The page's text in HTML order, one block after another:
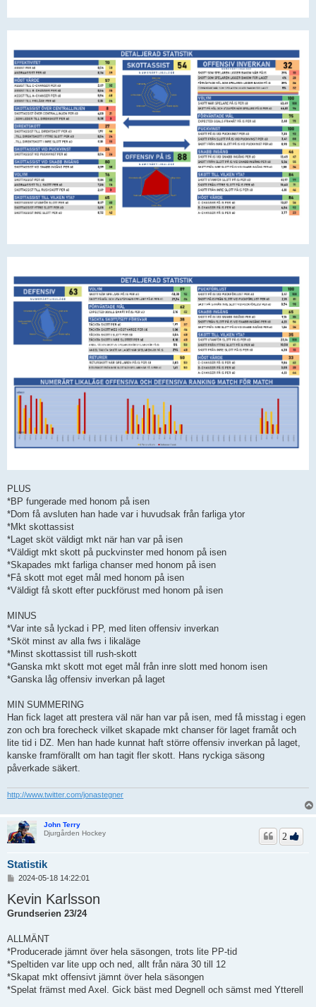
PLUS
*BP fungerade med honom på isen
*Dom få avsluten han hade var i huvudsak från farliga ytor
*Mkt skottassist
*Laget sköt väldigt mkt när han var på isen
*Väldigt mkt skott på puckvinster med honom på isen
*Skapades mkt farliga chanser med honom på isen
*Få skott mot eget mål med honom på isen
*Väldigt få skott efter puckförust med honom på isen
MINUS
*Var inte så lyckad i PP, med liten offensiv inverkan
*Sköt minst av alla fws i likaläge
*Minst skottassist till rush-skott
*Ganska mkt skott mot eget mål från inre slott med honom isen
*Ganska låg offensiv inverkan på laget
MIN SUMMERING
Han fick laget att prestera väl när han var på isen, med få misstag i egen
zon och bra forecheck vilket skapade mkt chanser för laget framåt och
lite tid i DZ. Men han hade kunnat haft större offensiv inverkan på laget,
kanske framförallt om han tagit fler skott. Hans ryckiga säsong
påverkade säkert.
http://www.twitter.com/jonastegner
John Terry
Djurgården Hockey
Statistik
2
l
ä
g
2024-05-18 14:22:01
Kevin Karlsson
Grundserien 23/24
ALLMÄNT
*Producerade jämnt över hela säsongen, trots lite PP-tid
*Speltiden var lite upp och ned, allt från nära 30 till 12
*Skapat mkt offensivt jämnt över hela säsongen
*Spelat främst med Axel. Gick bäst med Degnell och sämst med Ytterell